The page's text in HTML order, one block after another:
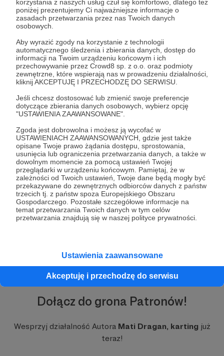
korzystania z naszych usług czuł się komfortowo, dlatego też
poniżej prezentujemy Ci najważniejsze informacje o
zasadach przetwarzania przez nas Twoich danych
osobowych.
Aby wyrazić zgody na korzystanie z technologii
automatycznego śledzenia i zbierania danych, dostęp do
informacji na Twoim urządzeniu końcowym i ich
przechowywanie przez Crowd8 sp. z o.o. oraz podmioty
zewnętrzne, które wspierają nas w prowadzeniu działalności,
kliknij AKCEPTUJĘ I PRZECHODZĘ DO SERWISU.
Jeśli chcesz dostosować lub zmienić swoje preferencje
dotyczące zbierania danych osobowych, wybierz opcję
"USTAWIENIA ZAAWANSOWANE".
Zgoda jest dobrowolna i możesz ją wycofać w
USTAWIENIACH ZAAWANSOWANYCH, gdzie jest także
opisane Twoje prawo żądania dostępu, sprostowania,
usunięcia lub ograniczenia przetwarzania danych, a także w
dowolnym momencie za pomocą ustawień Twojej
przeglądarki w urządzeniu końcowym. Pamiętaj, że w
zależności od Twoich ustawień, Twoje dane będą mogły być
przekazywane do zewnętrznych odbiorców danych z państw
trzecich tj. z państw spoza Europejskiego Obszaru
Gospodarczego. Pozostałe szczegółowe informacje na
temat przetwarzania Twoich danych w tym celów
przetwarzania znajdują się w naszej polityce prywatności.
Ustawienia zaawansowane
Akceptuję i przechodzę do serwisu
KA100, ale dzięki Wam mam szybszy sprzęt –
października ścigam się na Shifterze FZ85!
numerem shifterowym (5)24 🙂i w nowym kasku –
dostosowanym do wymogów klasy – choć Red
Bullowy wciąż mi towarzyszy❤️
No i udało mi się zrealizować pierwszy cel:
WYSTARTOWAŁEM w Superkarts! USA
ProKart Challenge. To było prawdziwe
szaleństwo – w czwartek złożyłem gokarta, w
piątek pierwszy raz pojechałem nim po torze, a w
sobotę wystartowałem. Tempo było naprawdę
dobre i byłem blisko podium.
Rozwiń opis
Dołącz do grona Patronów!
Wesprzyj działalność Autora Mati Dragan, karting już
teraz!